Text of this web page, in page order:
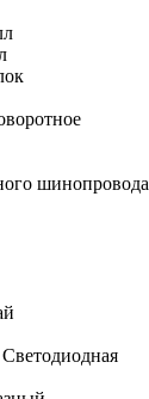
шинопровода
Светодиодная